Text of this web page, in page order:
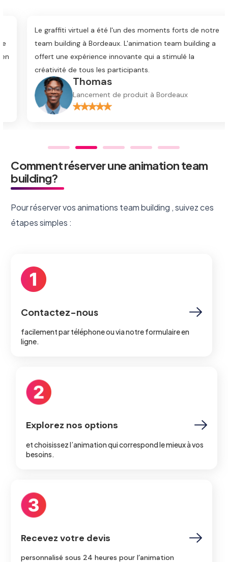
Thomas
Lancement de produit à Bordeaux
Le graffiti virtuel a été l'un des moments forts de notre
team building à Bordeaux. L'animation team building a
offert une expérience innovante qui a stimulé la
créativité de tous les participants.
Comment réserver une animation team
building?
Pour réserver vos animations team building , suivez ces
étapes simples :
Contactez-nous
facilement par téléphone ou via notre formulaire en
ligne.
Explorez nos options
et choisissez l’animation qui correspond le mieux à vos
besoins.
Recevez votre devis
personnalisé sous 24 heures pour l’animation